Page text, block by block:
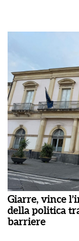
Giarre, vince
della politica
barriere